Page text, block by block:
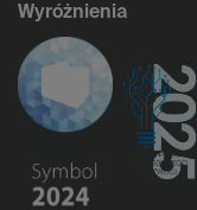
Wyróżnienia